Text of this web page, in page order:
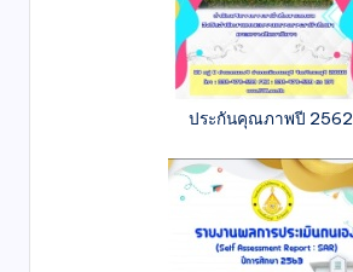
ประกันคุณภาพปี 2562